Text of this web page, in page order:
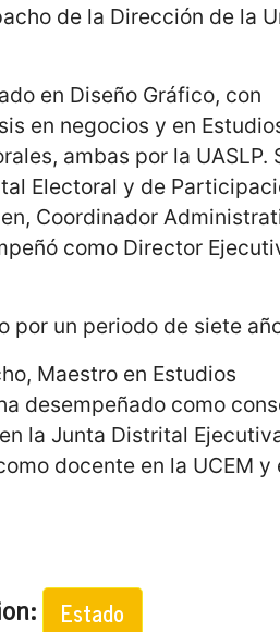
de la Dirección de la
en Diseño Gráfico, con
en negocios y en
ambas por la UASLP.
Electoral y de
Coordinador
como Director
por un periodo de siete
Maestro en Estudios
desempeñado como
la Junta Distrital
docente en la UCEM y
Estado